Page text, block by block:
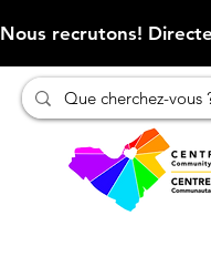
Nous recrutons!